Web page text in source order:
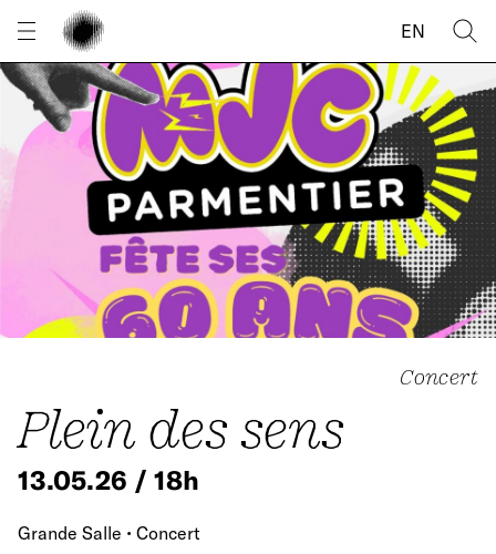
EN
Concert
Plein des sens
13.05.26 / 18h
Grande Salle • Concert
Panneau de gestion des cookies